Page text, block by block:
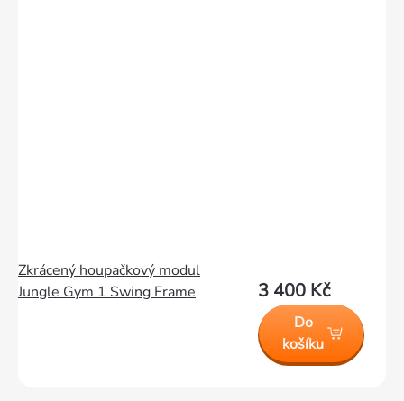
Zkrácený houpačkový modul
Jungle Gym 1 Swing Frame
3 400 Kč
Do
košíku